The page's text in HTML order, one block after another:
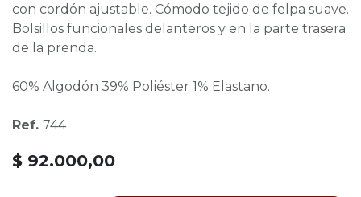
con cordón ajustable. Cómodo tejido de felpa suave.
Bolsillos funcionales delanteros y en la parte trasera
de la prenda.
60% Algodón 39% Poliéster 1% Elastano.
Ref. 744
$ 92.000,00